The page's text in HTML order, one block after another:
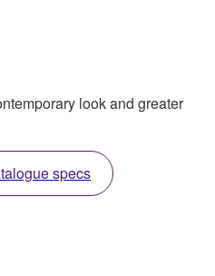
look and greater
specs